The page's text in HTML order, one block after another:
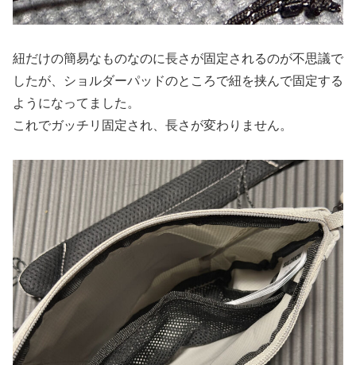
紐だけの簡易なものなのに長さが固定されるのが不思議で
したが、ショルダーパッドのところで紐を挟んで固定する
ようになってました。
これでガッチリ固定され、長さが変わりません。